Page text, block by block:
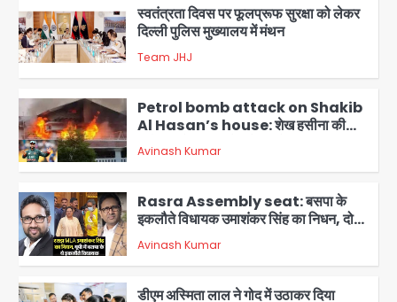
2
स्वतंत्रता दिवस पर फूलप्रूफ सुरक्षा को लेकर
दिल्ली पुलिस मुख्यालय में मंथन
Team JHJ
3
Petrol bomb attack on Shakib
Al Hasan’s house: शेख हसीना की
वर्चुअल प्रेस कॉन्फ्रेंस में जुड़ने पर भड़का
गुस्सा, शाकिब अल हसन के मगुरा स्थित घर पर
पेट्रोल बम से हमला
Avinash Kumar
4
Rasra Assembly seat: बसपा के
इकलौते विधायक उमाशंकर सिंह का निधन, दो
साल से कैंसर से जूझ रहे थे
Avinash Kumar
डीएम अस्मिता लाल ने गोद में उठाकर दिया